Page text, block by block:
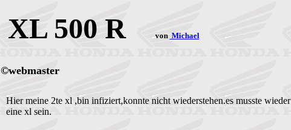
XL 500 Rvon Michael
©webmaster
Hier meine 2te xl ,bin infiziert,konnte nicht wiederstehen.es musste wieder
eine xl sein.